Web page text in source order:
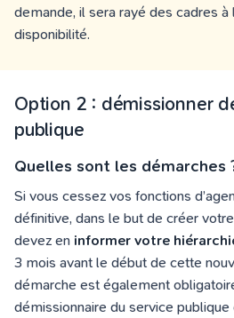
demande, il sera rayé des cadres
disponibilité.
Option 2 : démissionner
publique
Quelles sont les démarches
Si vous cessez vos fonctions
définitive, dans le but de créer
devez en informer votre
3 mois avant le début de cette
démarche est également
démissionnaire du service